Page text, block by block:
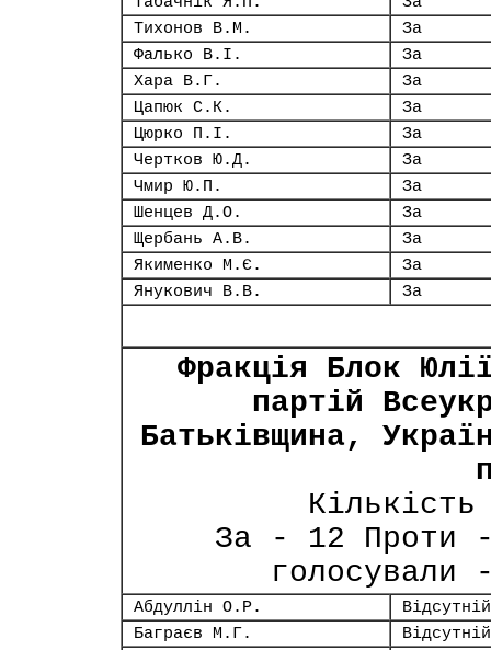
Тихонов В.М.
За
Фалько В.І.
За
Хара В.Г.
За
Цапюк С.К.
За
Цюрко П.І.
За
Чертков Ю.Д.
За
Чмир Ю.П.
За
Шенцев Д.О.
За
Щербань А.В.
За
Якименко М.Є.
За
Янукович В.В.
За
Фракція Блок
партій
Батьківщина,
За - 12 Проти
Абдуллін О.Р.
Відсутній
Баграєв М.Г.
Відсутній